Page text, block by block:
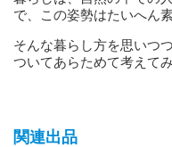
で、この姿勢はたいへん
そんな暮らし方を思いつ
ついてあらためて考えて
関連出品